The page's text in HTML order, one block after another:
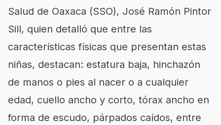
Salud de Oaxaca (SSO), José Ramón Pintor
Sill, quien detalló que entre las
características físicas que presentan estas
niñas, destacan: estatura baja, hinchazón
de manos o pies al nacer o a cualquier
edad, cuello ancho y corto, tórax ancho en
forma de escudo, párpados caídos, entre